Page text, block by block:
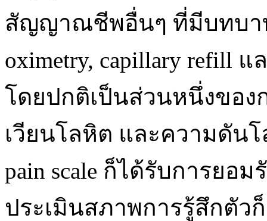
สัญญาณชีพอื่นๆ ที่มีบทบา
oximetry, capillary refill
โดยปกติเป็นส่วนหนึ่งของ
เวียนโลหิต และความดัน
pain scale ก็ได้รับการยอ
ประเมินสภาพการรู้สึกตั